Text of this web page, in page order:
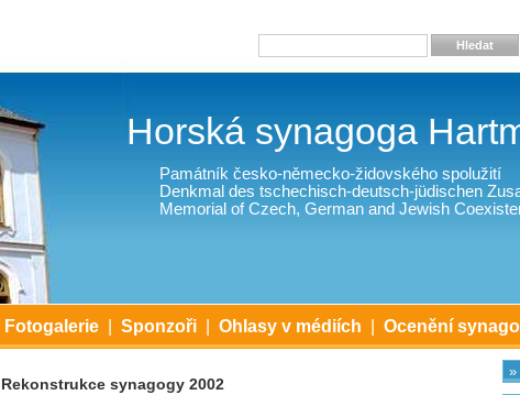
Horská synagoga
Památník česko-německo-židovského spolužití
Denkmal des tschechisch-deutsch-jüdischen
Memorial of Czech, German and Jewish
Hledat
Fotogalerie Sponzoři Ohlasy v médiích Ocenění
Rekonstrukce synagogy 2002
»